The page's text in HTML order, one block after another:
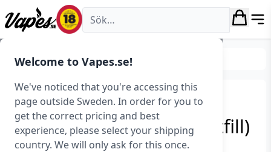
Welcome to Vapes.se!
We've noticed that you're accessing this
page outside Sweden. In order for you to
get the correct pricing and best
experience, please select your shipping
country. We will only ask for this once.
Vapes.se
E-juice Smaker Drycker
Yaeliq – Raspberry
Milkshake (100 ml, Shortfill)
Art.nr: 39615